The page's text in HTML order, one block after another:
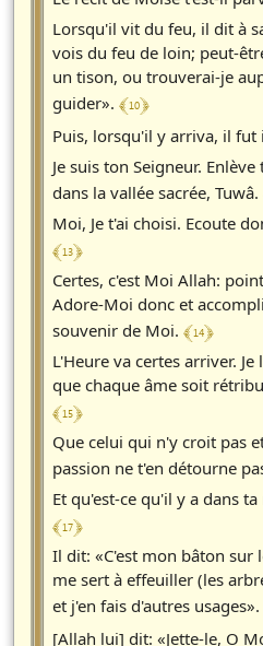
Lorsqu'il vit du feu, il dit à
vois du feu de loin; peut-
un tison, ou trouverai-je
guider». ﴾ 10 ﴿
Puis, lorsqu'il y arriva, il fut
Je suis ton Seigneur.
dans la vallée sacrée, Tuwâ.
Moi, Je t'ai choisi. Ecoute
﴾ 13 ﴿
Certes, c'est Moi Allah:
Adore-Moi donc et
souvenir de Moi. ﴾ 14 ﴿
L'Heure va certes arriver.
que chaque âme soit
﴾ 15 ﴿
Que celui qui n'y croit pas
passion ne t'en détourne
Et qu'est-ce qu'il y a dans
﴾ 17 ﴿
Il dit: «C'est mon bâton sur
me sert à effeuiller (les
et j'en fais d'autres usages».
[Allah lui] dit: «Jette-le, O